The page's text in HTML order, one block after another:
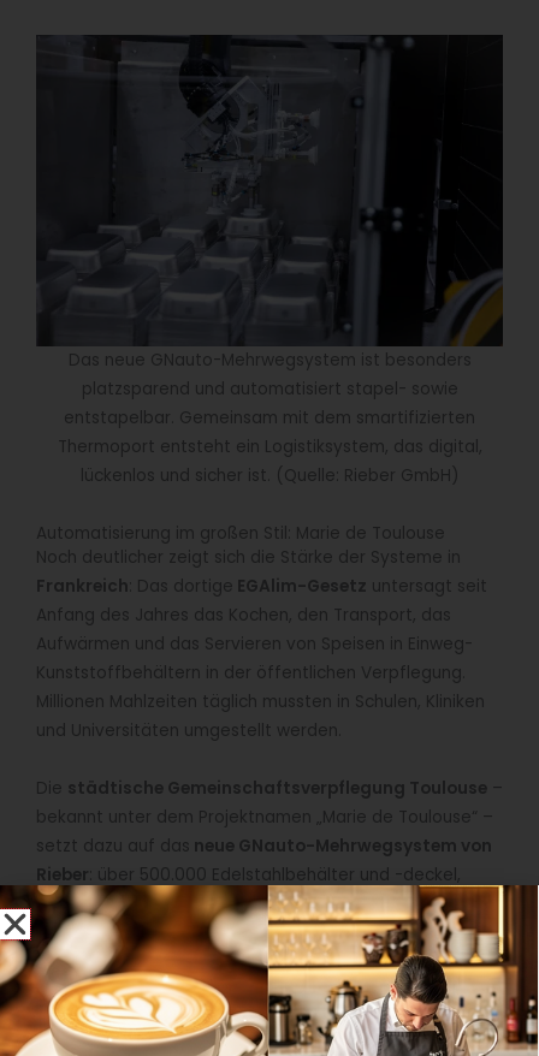
Das neue GNauto-Mehrwegsystem ist besonders
platzsparend und automatisiert stapel- sowie
entstapelbar. Gemeinsam mit dem smartifizierten
Thermoport entsteht ein Logistiksystem, das digital,
lückenlos und sicher ist. (Quelle: Rieber GmbH)
Automatisierung im großen Stil: Marie de Toulouse
Noch deutlicher zeigt sich die Stärke der Systeme in
Frankreich : Das dortige EGAlim-Gesetz untersagt seit
Anfang des Jahres das Kochen, den Transport, das
Aufwärmen und das Servieren von Speisen in Einweg-
Kunststoffbehältern in der öffentlichen Verpflegung.
Millionen Mahlzeiten täglich mussten in Schulen, Kliniken
und Universitäten umgestellt werden.
Die städtische Gemeinschaftsverpflegung Toulouse –
bekannt unter dem Projektnamen „Marie de Toulouse“ –
setzt dazu auf das neue GNauto-Mehrwegsystem von
Rieber : über 500.000 Edelstahlbehälter und -deckel,
stapelbar, robotikfähig und mit QR-Codes ausgestattet.
Das konische Design spart 75 Prozent Lagerfläche ein,
verhindert Verkanten und ermöglicht vollautomatisches
Stapeln und Entstapeln. Der Rieber Steckdeckel auto
erlaubt zudem eine sichere Stapelung selbst großer
Stückzahlen. In Kombination mit dem zugehörigen